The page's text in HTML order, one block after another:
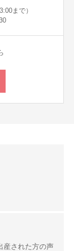
まで）
産された方の声